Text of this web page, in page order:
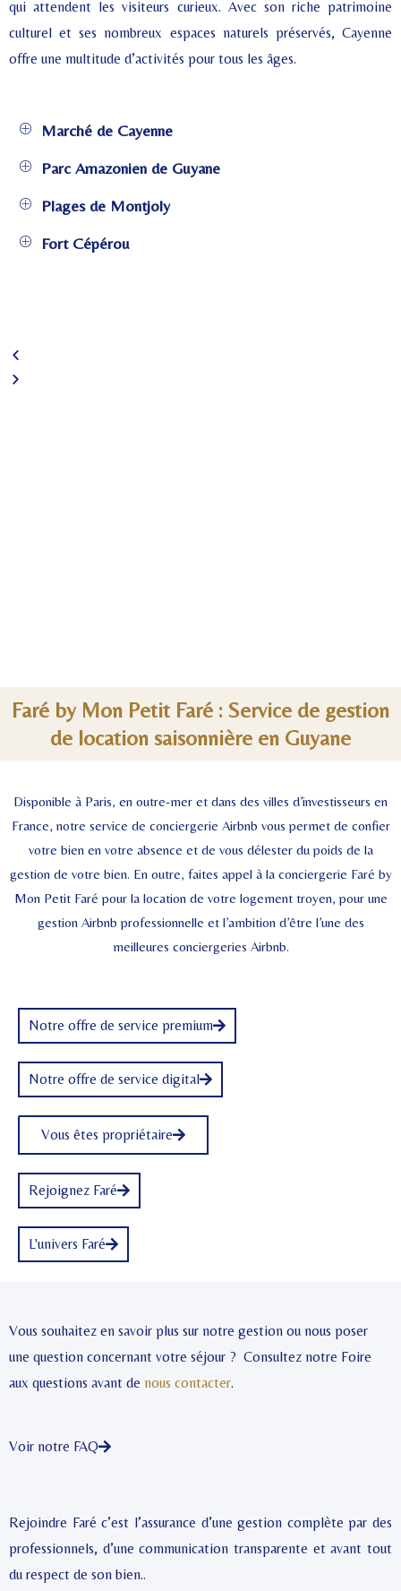
qui attendent les visiteurs curieux. Avec son riche patrimoine
culturel et ses nombreux espaces naturels préservés, Cayenne
offre une multitude d’activités pour tous les âges.
Marché de Cayenne
Parc Amazonien de Guyane
Plages de Montjoly
Fort Cépérou
Faré by Mon Petit Faré : Service de gestion
de location saisonnière en Guyane
Disponible à Paris, en outre-mer et dans des villes d’investisseurs en
France, notre service de conciergerie Airbnb vous permet de confier
votre bien en votre absence et de vous délester du poids de la
gestion de votre bien. En outre, faites appel à la conciergerie Faré by
Mon Petit Faré pour la location de votre logement troyen, pour une
gestion Airbnb professionnelle et l’ambition d’être l’une des
meilleures conciergeries Airbnb.
Notre offre de service premium
Notre offre de service digital
Vous êtes propriétaire
Rejoignez Faré
L'univers Faré
Vous souhaitez en savoir plus sur notre gestion ou nous poser
une question concernant votre séjour ? Consultez notre Foire
aux questions avant de nous contacter.
Voir notre FAQ
Rejoindre Faré c’est l’assurance d’une gestion complète par des
professionnels, d’une communication transparente et avant tout
du respect de son bien..